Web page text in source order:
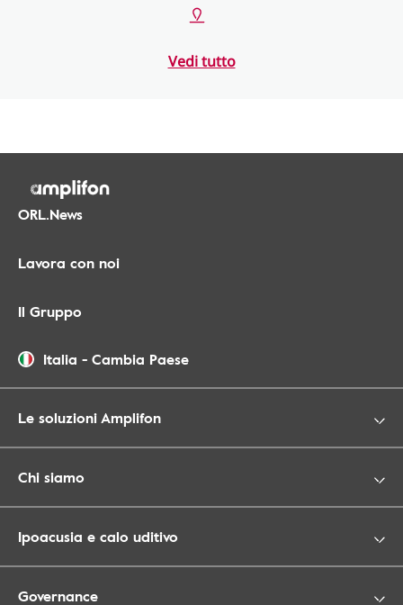
Vedi tutto
ORL.News
Lavora con noi
Il Gruppo
Italia - Cambia Paese
Le soluzioni Amplifon
Chi siamo
Ipoacusia e calo uditivo
Governance